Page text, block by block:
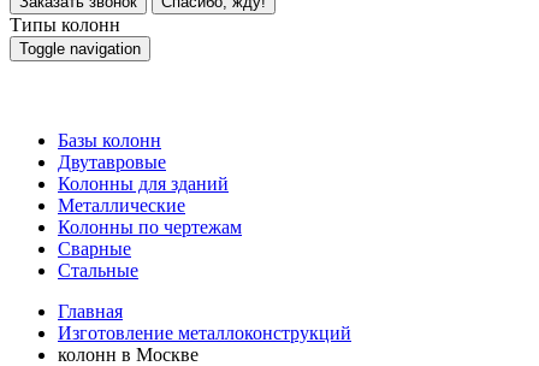
Типы колонн
Toggle navigation
Базы колонн
Двутавровые
Колонны для зданий
Металлические
Колонны по чертежам
Сварные
Стальные
Главная
Изготовление металлоконструкций
колонн в Москве